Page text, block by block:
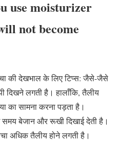
use moisturizer
not become
की देखभाल के लिए टिप्स: जैसे-जैसे
दिखने लगती है। हालाँकि, तैलीय
का सामना करना पड़ता है।
बेजान और रूखी दिखाई देती है।
अधिक तैलीय होने लगती है।